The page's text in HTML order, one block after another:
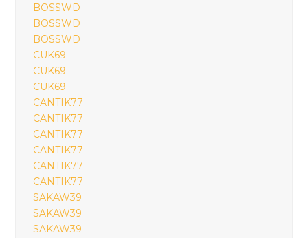
BOSSWD
BOSSWD
BOSSWD
CUK69
CUK69
CUK69
CANTIK77
CANTIK77
CANTIK77
CANTIK77
CANTIK77
CANTIK77
SAKAW39
SAKAW39
SAKAW39